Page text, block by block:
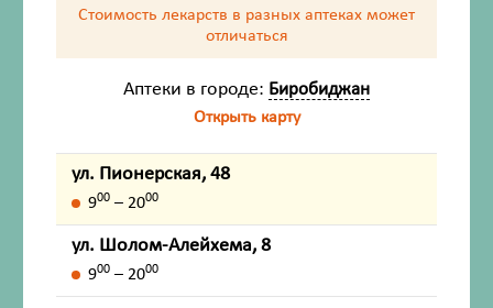
Описание
Внешний вид товара, упаковки, может отличаться от
изображения на фотографии.
лекарственных средств обязательно проконсультируйтесь
со специалистом и ознакомьтесь с официальной
инструкцией на сайте ГРЛС (grls.rosminzdrav.ru).
Стоимость лекарств в разных аптеках может
отличаться
Аптеки в городе: Биробиджан
Открыть карту
ул. Пионерская, 48
900 – 2000
ул. Шолом-Алейхема, 8
900 – 2000